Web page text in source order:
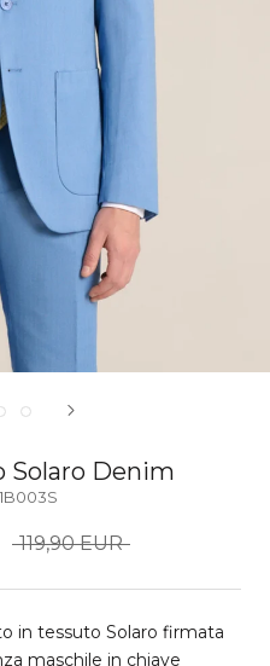
Solaro Denim
119,90 EUR
in tessuto Solaro firmata
maschile in chiave